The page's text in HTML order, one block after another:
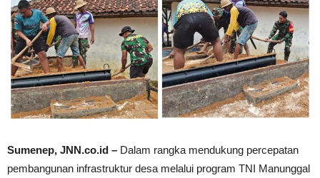
Sumenep, JNN.co.id – Dalam rangka mendukung percepatan
pembangunan infrastruktur desa melalui program TNI Manunggal